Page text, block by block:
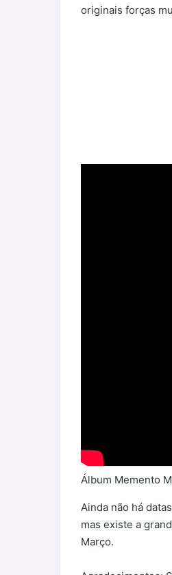
originais forças
Álbum Memento
Ainda não há
mas existe a
Março.